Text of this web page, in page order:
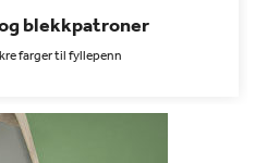
blekkpatroner
farger til fyllepenn